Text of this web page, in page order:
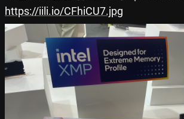
https://iili.io/CFhiCU7.jpg